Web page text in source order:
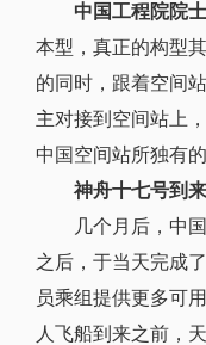
中国工程院院
本型，真正的构型
的同时，跟着空间
主对接到空间站上
中国空间站所独有的
神舟十七号到
几个月后，中
之后，于当天完成
员乘组提供更多可
人飞船到来之前，